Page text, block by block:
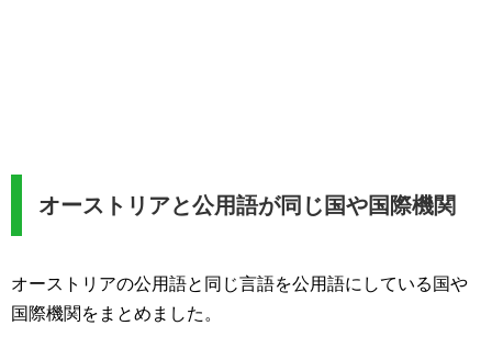
オーストリアと公用語が同じ国や国際機関
オーストリアの公用語と同じ言語を公用語にしている国や
国際機関をまとめました。